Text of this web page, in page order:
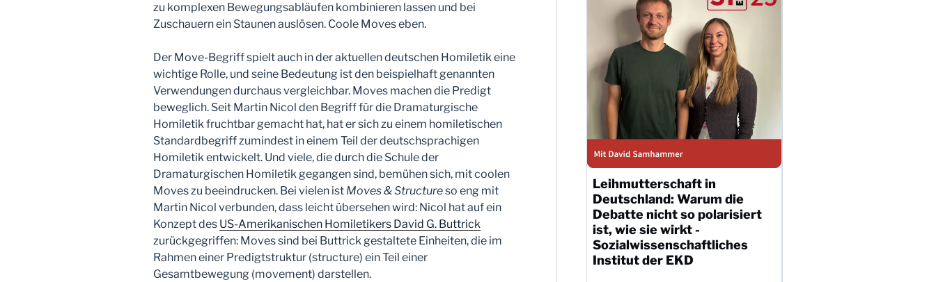
zu komplexen Bewegungsabläufen kombinieren lassen und bei
Zuschauern ein Staunen auslösen. Coole Moves eben.
Der Move-Begriff spielt auch in der aktuellen deutschen Homiletik eine
wichtige Rolle, und seine Bedeutung ist den beispielhaft genannten
Verwendungen durchaus vergleichbar. Moves machen die Predigt
beweglich. Seit Martin Nicol den Begriff für die Dramaturgische
Homiletik fruchtbar gemacht hat, hat er sich zu einem homiletischen
Standardbegriff zumindest in einem Teil der deutschsprachigen
Homiletik entwickelt. Und viele, die durch die Schule der
Dramaturgischen Homiletik gegangen sind, bemühen sich, mit coolen
Moves zu beeindrucken. Bei vielen ist Moves & Structureso eng mit
Martin Nicol verbunden, dass leicht übersehen wird: Nicol hat auf ein
Konzept des US-Amerikanischen Homiletikers David G. Buttrick
zurückgegriffen: Moves sind bei Buttrick gestaltete Einheiten, die im
Rahmen einer Predigtstruktur (structure) ein Teil einer
Gesamtbewegung (movement) darstellen.
Leihmutterschaft in
Deutschland: Warum die
Debatte nicht so polarisiert
ist, wie sie wirkt -
Sozialwissenschaftliches
Institut der EKD